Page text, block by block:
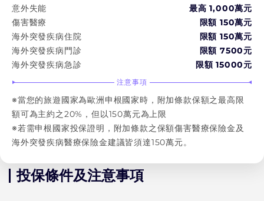
意外失能
最高1,000萬元
傷害醫療
限額 150萬元
海外突發疾病住院
限額 150萬元
海外突發疾病門診
限額 7500元
海外突發疾病急診
限額 15000元
注意事項
※當您的旅遊國家為歐洲申根國家時，附加條款保額之最高限
額可為主約之20%，但以150萬元為上限
※若需申根國家投保證明，附加條款之保額傷害醫療保險金及
海外突發疾病醫療保險金建議皆須達150萬元。
投保條件及注意事項